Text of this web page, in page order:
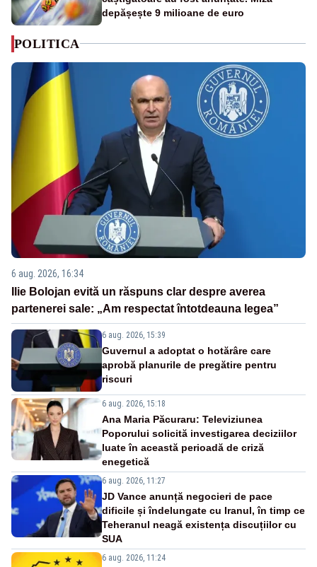
depășește 9 milioane de euro
POLITICA
6 aug. 2026, 16:34
Ilie Bolojan evită un răspuns clar despre averea
partenerei sale: „Am respectat întotdeauna legea”
6 aug. 2026, 15:39
Guvernul a adoptat o hotărâre care
aprobă planurile de pregătire pentru
riscuri
6 aug. 2026, 15:18
Ana Maria Păcuraru: Televiziunea
Poporului solicită investigarea deciziilor
luate în această perioadă de criză
enegetică
6 aug. 2026, 11:27
JD Vance anunță negocieri de pace
dificile și îndelungate cu Iranul, în timp ce
Teheranul neagă existența discuțiilor cu
SUA
6 aug. 2026, 11:24